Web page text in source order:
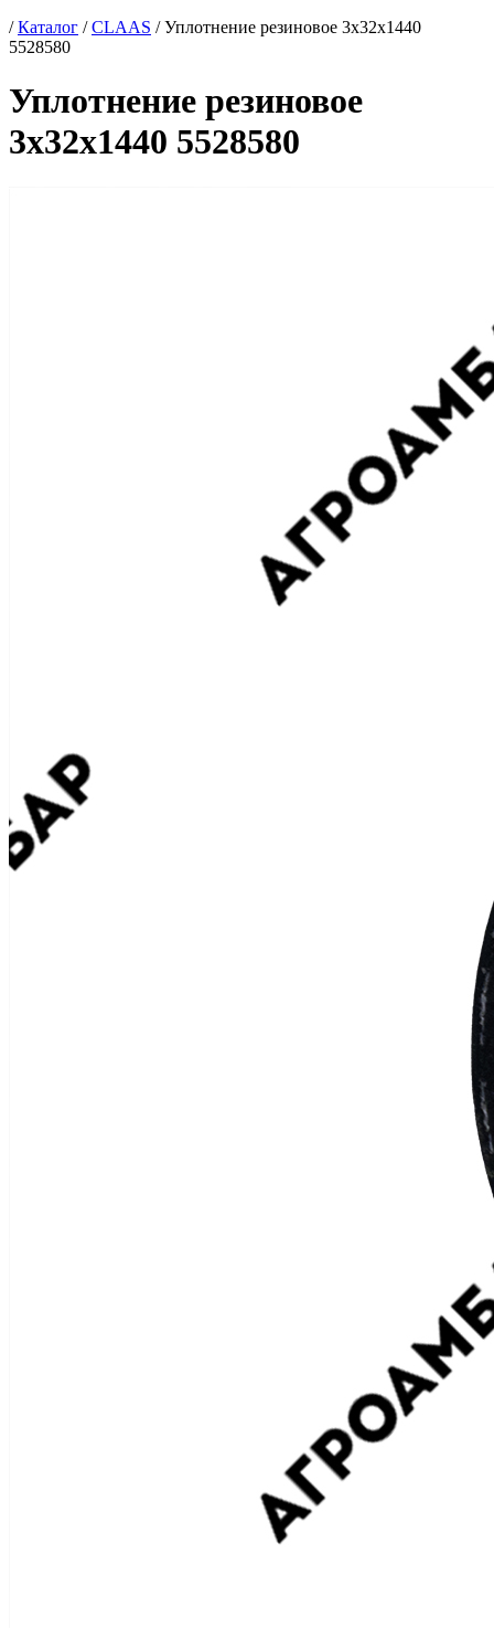
/Каталог /CLAAS / Уплотнение резиновое 3х32х1440
5528580
Уплотнение резиновое
3х32х1440 5528580